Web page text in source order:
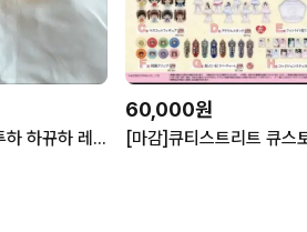
하츠투하츠 하투하 하뀨하 레몬탱 팝업 픽업 피규어 히퍼
60,000원